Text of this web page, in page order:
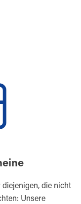
die nicht
Unsere